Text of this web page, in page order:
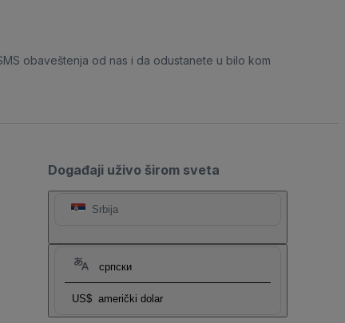
obaveštenja od nas i da odustanete u bilo kom
Događaji uživo širom sveta
Srbija
српски
US$ američki dolar